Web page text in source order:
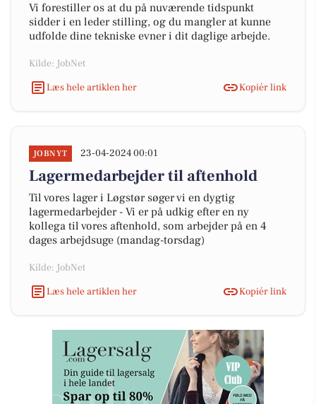
Vi forestiller os at du på nuværende tidspunkt
sidder i en leder stilling, og du mangler at kunne
udfolde dine tekniske evner i dit daglige arbejde.
Kilde: JobNet
Læs hele artiklen her
Kopiér link
JOBNYT 23-04-2024 00:01
Lagermedarbejder til aftenhold
Til vores lager i Løgstør søger vi en dygtig
lagermedarbejder - Vi er på udkig efter en ny
kollega til vores aftenhold, som arbejder på en 4
dages arbejdsuge (mandag-torsdag)
Kilde: JobNet
Læs hele artiklen her
Kopiér link